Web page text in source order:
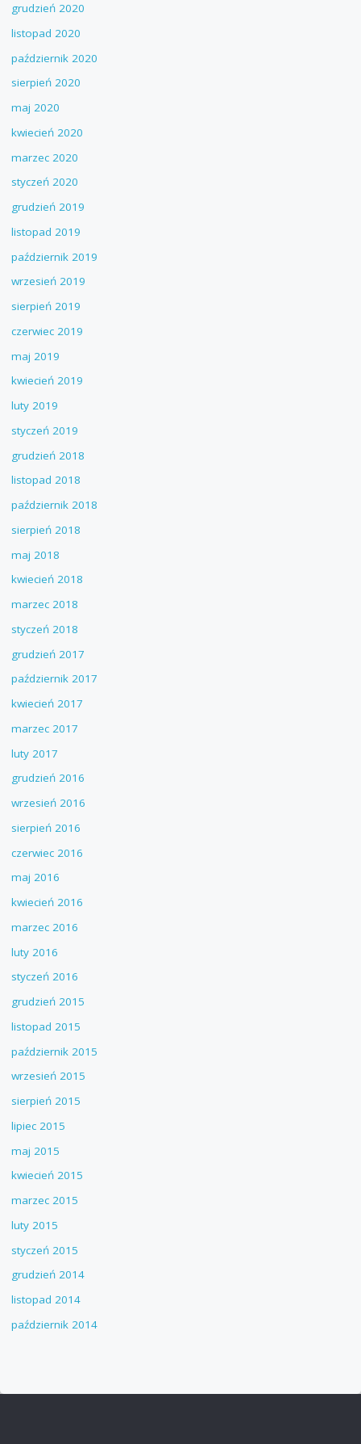
grudzień 2020
listopad 2020
październik 2020
sierpień 2020
maj 2020
kwiecień 2020
marzec 2020
styczeń 2020
grudzień 2019
listopad 2019
październik 2019
wrzesień 2019
sierpień 2019
czerwiec 2019
maj 2019
kwiecień 2019
luty 2019
styczeń 2019
grudzień 2018
listopad 2018
październik 2018
sierpień 2018
maj 2018
kwiecień 2018
marzec 2018
styczeń 2018
grudzień 2017
październik 2017
kwiecień 2017
marzec 2017
luty 2017
grudzień 2016
wrzesień 2016
sierpień 2016
czerwiec 2016
maj 2016
kwiecień 2016
marzec 2016
luty 2016
styczeń 2016
grudzień 2015
listopad 2015
październik 2015
wrzesień 2015
sierpień 2015
lipiec 2015
maj 2015
kwiecień 2015
marzec 2015
luty 2015
styczeń 2015
grudzień 2014
listopad 2014
październik 2014